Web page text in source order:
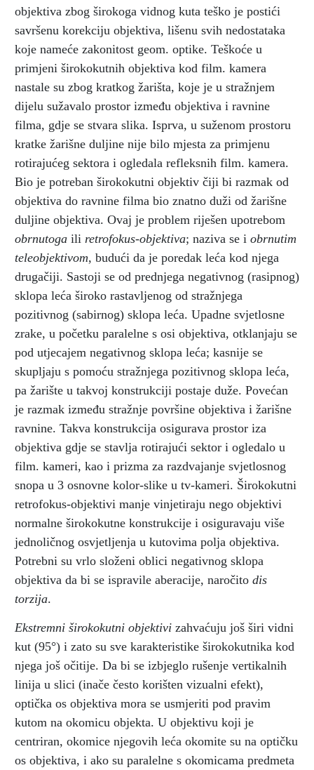
objektiva zbog širokoga vidnog kuta teško je postići
savršenu korekciju objektiva, lišenu svih nedostataka
koje nameće zakonitost geom. optike. Teškoće u
primjeni širokokutnih objektiva kod film. kamera
nastale su zbog kratkog žarišta, koje je u stražnjem
dijelu sužavalo prostor između objektiva i ravnine
filma, gdje se stvara slika. Isprva, u suženom prostoru
kratke žarišne duljine nije bilo mjesta za primjenu
rotirajućeg sektora i ogledala refleksnih film. kamera.
Bio je potreban širokokutni objektiv čiji bi razmak od
objektiva do ravnine filma bio znatno duži od žarišne
duljine objektiva. Ovaj je problem riješen upotrebom
obrnutoga ili retrofokus-objektiva; naziva se i obrnutim
teleobjektivom, budući da je poredak leća kod njega
drugačiji. Sastoji se od prednjega negativnog (rasipnog)
sklopa leća široko rastavljenog od stražnjega
pozitivnog (sabirnog) sklopa leća. Upadne svjetlosne
zrake, u početku paralelne s osi objektiva, otklanjaju se
pod utjecajem negativnog sklopa leća; kasnije se
skupljaju s pomoću stražnjega pozitivnog sklopa leća,
pa žarište u takvoj konstrukciji postaje duže. Povećan
je razmak između stražnje površine objektiva i žarišne
ravnine. Takva konstrukcija osigurava prostor iza
objektiva gdje se stavlja rotirajući sektor i ogledalo u
film. kameri, kao i prizma za razdvajanje svjetlosnog
snopa u 3 osnovne kolor-slike u tv-kameri. Širokokutni
retrofokus-objektivi manje vinjetiraju nego objektivi
normalne širokokutne konstrukcije i osiguravaju više
jednoličnog osvjetljenja u kutovima polja objektiva.
Potrebni su vrlo složeni oblici negativnog sklopa
objektiva da bi se ispravile aberacije, naročito dis
torzija.
Ekstremni širokokutni objektivi zahvaćuju još širi vidni
kut (95°) i zato su sve karakteristike širokokutnika kod
njega još očitije. Da bi se izbjeglo rušenje vertikalnih
linija u slici (inače često korišten vizualni efekt),
optička os objektiva mora se usmjeriti pod pravim
kutom na okomicu objekta. U objektivu koji je
centriran, okomice njegovih leća okomite su na optičku
os objektiva, i ako su paralelne s okomicama predmeta